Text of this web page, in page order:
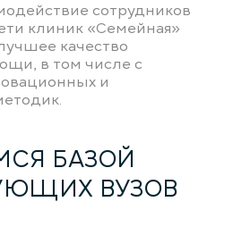
сотрудников
клиник «Семейная»
качество
в том числе с
и
БАЗОЙ
ВУЗОВ